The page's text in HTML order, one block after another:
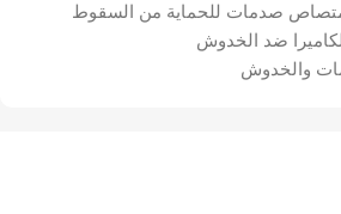
صدمات للحماية من السقوط
ضد الخدوش
والخدوش